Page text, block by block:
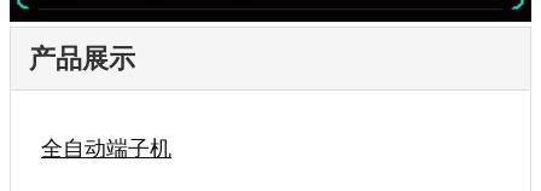
产品展示
全自动端子机